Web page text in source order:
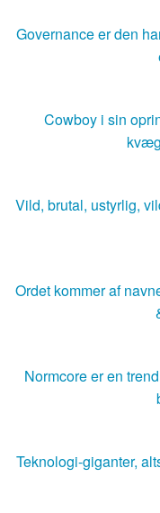
Governance er den
Cowboy i sin
Vild, brutal, ustyrlig,
Ordet kommer af
Normcore er en
Teknologi-giganter,